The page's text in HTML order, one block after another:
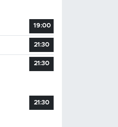
19:00
21:30
21:30
21:30